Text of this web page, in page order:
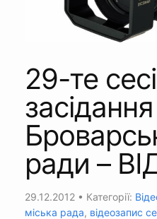
29-те
засідання
ради –
29.12.2012 • Категорії:
міська рада, відеозапис